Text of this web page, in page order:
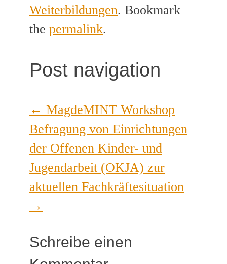
Weiterbildungen. Bookmark
the permalink.
Post navigation
← MagdeMINT Workshop
Befragung von Einrichtungen
der Offenen Kinder- und
Jugendarbeit (OKJA) zur
aktuellen Fachkräftesituation
→
Schreibe einen